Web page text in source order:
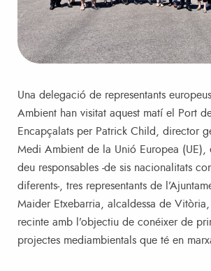
Una delegació de representants
Ambient han visitat aquest matí el Port
Encapçalats per Patrick Child, director
Medi Ambient de la Unió Europea (UE),
deu responsables -de sis nacionalitats
diferents-, tres representants de
Maider Etxebarria, alcaldessa de
recinte amb l’objectiu de conéixer de
projectes mediambientals que té en